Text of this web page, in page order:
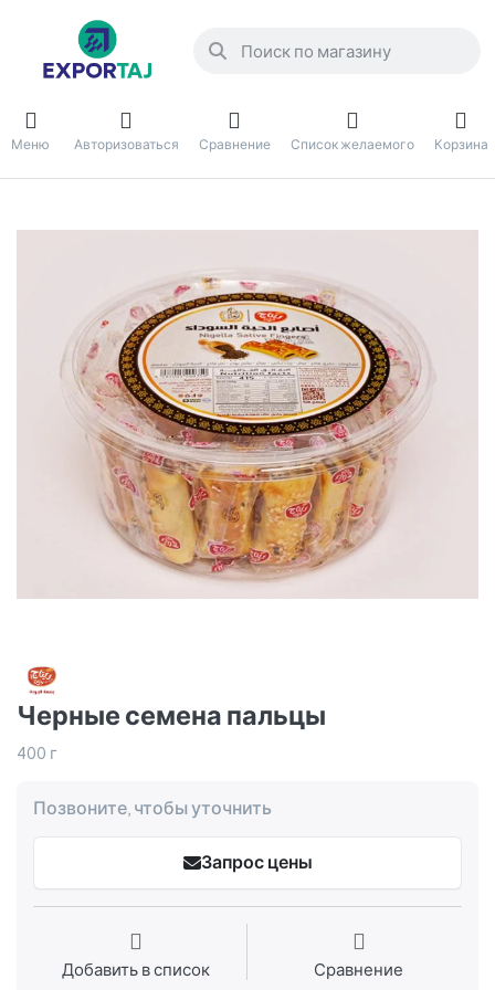
Меню Авторизоваться Сравнение Список желаемого Корзина
Черные семена пальцы
400 г
Позвоните, чтобы уточнить
Запрос цены
Добавить в список Сравнение